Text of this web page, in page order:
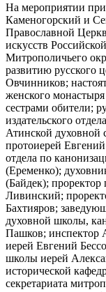
На мероприятии
Каменогорский и
Православной
искусств
Митрополичьего
развитию русского
Овчинников;
женского
сестрами обители;
издательского
Атинской духовной
протоиерей
отдела по
(Еременко);
(Байдек); проректор
Ливинский;
Бахтияров;
духовной школы,
Пашков; инспектор
иерей Евгений
школы иерей
исторической
секретариата